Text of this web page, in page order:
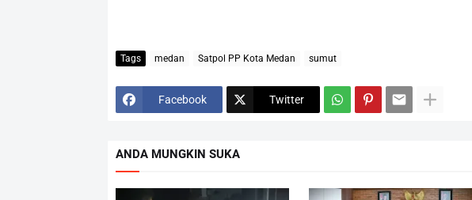
Tags medan Satpol PP Kota Medan sumut
Facebook Twitter
ANDA MUNGKIN SUKA